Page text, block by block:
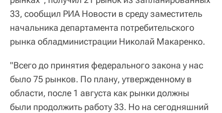
33, сообщил РИА Новости в среду заместитель
начальника департамента потребительского
рынка обладминистрации Николай Макаренко.
"Всего до принятия федерального закона у нас
было 75 рынков. По плану, утвержденному в
области, после 1 августа как рынки должны
были продолжить работу 33. Но на сегодняшний